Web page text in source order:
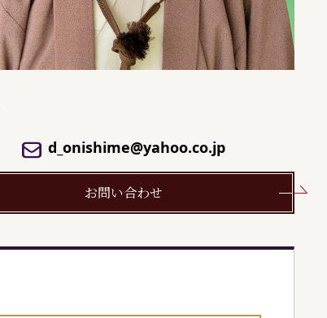
d_onishime@yahoo.co.jp
お問い合わせ